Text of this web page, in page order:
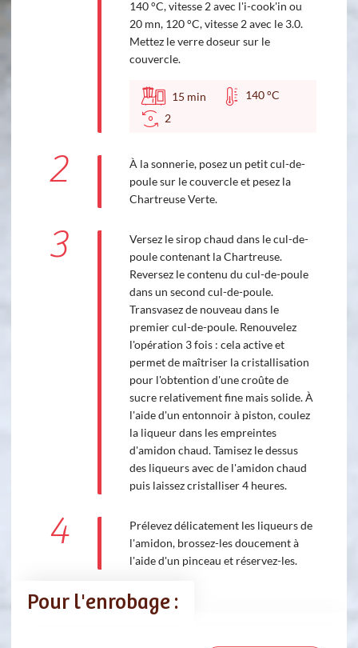
140 °C, vitesse 2 avec l'i-cook'in ou
20 mn, 120 °C, vitesse 2 avec le 3.0.
Mettez le verre doseur sur le
couvercle.
15 min
140 °C
2
2
À la sonnerie, posez un petit cul-de-
poule sur le couvercle et pesez la
Chartreuse Verte.
3
Versez le sirop chaud dans le cul-de-
poule contenant la Chartreuse.
Reversez le contenu du cul-de-poule
dans un second cul-de-poule.
Transvasez de nouveau dans le
premier cul-de-poule. Renouvelez
l'opération 3 fois : cela active et
permet de maîtriser la cristallisation
pour l'obtention d'une croûte de
sucre relativement fine mais solide. À
l'aide d'un entonnoir à piston, coulez
la liqueur dans les empreintes
d'amidon chaud. Tamisez le dessus
des liqueurs avec de l'amidon chaud
puis laissez cristalliser 4 heures.
4
Prélevez délicatement les liqueurs de
l'amidon, brossez-les doucement à
l'aide d'un pinceau et réservez-les.
Pour l'enrobage :